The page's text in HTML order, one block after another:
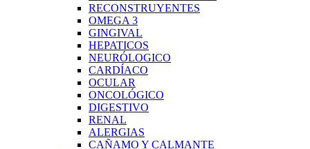
RECONSTRUYENTES
OMEGA 3
GINGIVAL
HEPATICOS
NEURÓLOGICO
CARDÍACO
OCULAR
ONCOLÓGICO
DIGESTIVO
RENAL
ALERGIAS
CAÑAMO Y CALMANTE